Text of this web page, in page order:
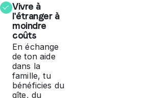
Vivre à
l'étranger à
moindre
coûts
En échange
de ton aide
dans la
famille, tu
bénéficies du
gîte, du